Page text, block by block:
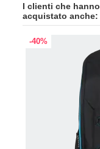
I clienti che
acquistato anche:
-40%